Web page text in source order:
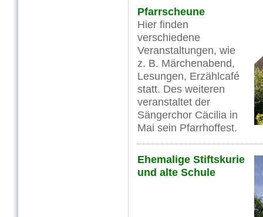
Pfarrscheune
Hier finden
verschiedene
Veranstaltungen, wie
z. B. Märchenabend,
Lesungen, Erzählcafé
statt. Des weiteren
veranstaltet der
Sängerchor Cäcilia in
Mai sein Pfarrhoffest.
Ehemalige Stiftskurie
und alte Schule